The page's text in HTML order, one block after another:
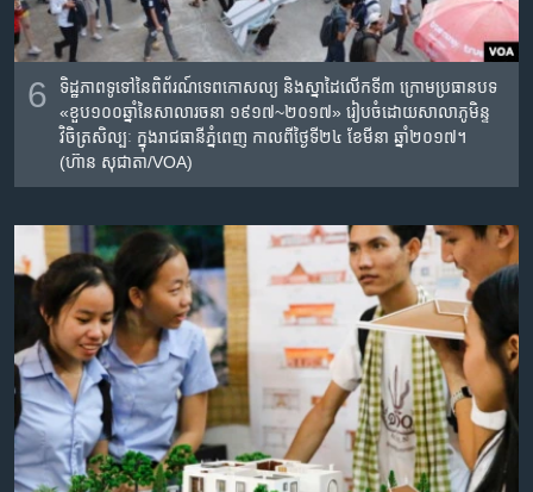
6
ទិដ្ឋភាពទូទៅនៃពិព័រណ៍​ទេព​កោសល្យ​ និង​ស្នាដៃ​លើក​ទី​៣​ ក្រោម​ប្រធានបទ​
«ខួប​១០០​ឆ្នាំ​នៃ​សាលា​រចនា​ ១៩១៧~២០១៧» រៀបចំដោយសាលា​ភូមិន្ទ​
វិចិត្រ​សិល្បៈ​ ក្នុងរាជធានីភ្នំពេញ កាលពីថ្ងៃទី២៤ ខែមីនា ឆ្នាំ២០១៧។
(ហ៊ាន សុជាតា/VOA)